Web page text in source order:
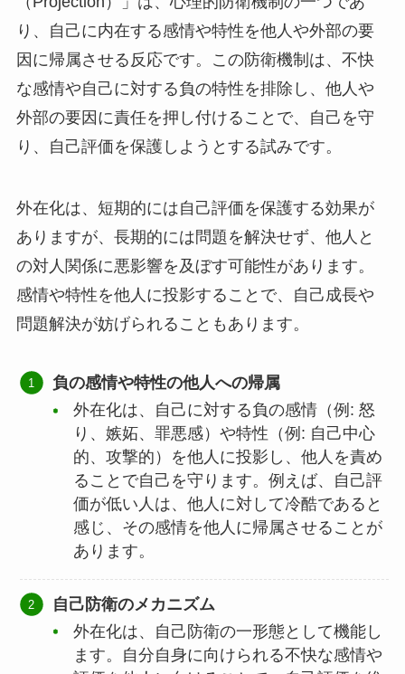
り、自己に内在する感情や特性を他人や外部の要
因に帰属させる反応です。この防衛機制は、不快
な感情や自己に対する負の特性を排除し、他人や
外部の要因に責任を押し付けることで、自己を守
り、自己評価を保護しようとする試みです。
外在化は、短期的には自己評価を保護する効果が
ありますが、長期的には問題を解決せず、他人と
の対人関係に悪影響を及ぼす可能性があります。
感情や特性を他人に投影することで、自己成長や
問題解決が妨げられることもあります。
負の感情や特性の他人への帰属
外在化は、自己に対する負の感情（例: 怒
り、嫉妬、罪悪感）や特性（例: 自己中心
的、攻撃的）を他人に投影し、他人を責め
ることで自己を守ります。例えば、自己評
価が低い人は、他人に対して冷酷であると
感じ、その感情を他人に帰属させることが
あります。
自己防衛のメカニズム
外在化は、自己防衛の一形態として機能し
ます。自分自身に向けられる不快な感情や